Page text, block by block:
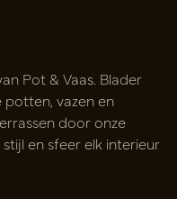
Pot & Vaas. Blader
vazen en
door onze
en sfeer elk interieur